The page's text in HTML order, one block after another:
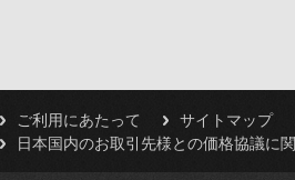
ご利用にあたって サイトマップ
日本国内のお取引先様との価格協議に